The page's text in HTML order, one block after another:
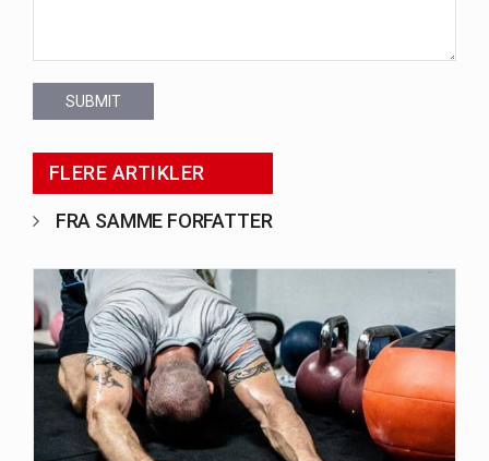
SUBMIT
FLERE ARTIKLER
FRA SAMME FORFATTER